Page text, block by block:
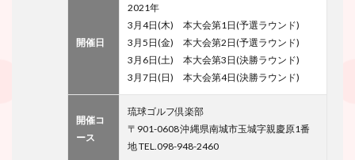
開催日
2021年
3月4日(木) 本大会第1日(予選ラウンド)
3月5日(金) 本大会第2日(予選ラウンド)
3月6日(土) 本大会第3日(決勝ラウンド)
3月7日(日) 本大会第4日(決勝ラウンド)
開催コ
ース
琉球ゴルフ倶楽部
〒901-0608 沖縄県南城市玉城字親慶原1番
地 TEL.098-948-2460